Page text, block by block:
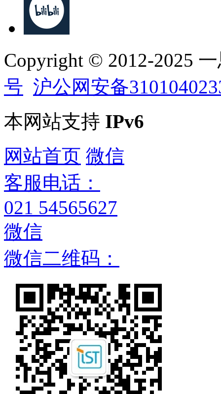
Copyright © 2012-2025
号 沪公网安备
本网站支持 IPv6
网站首页 微信
客服电话：
021 54565627
微信
微信二维码：